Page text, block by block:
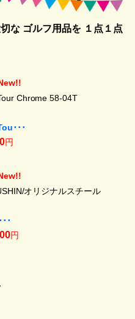
な ゴルフ用品を１点１点
Chrome 58-04T
･･･
円
オリジナルスチール
･
円